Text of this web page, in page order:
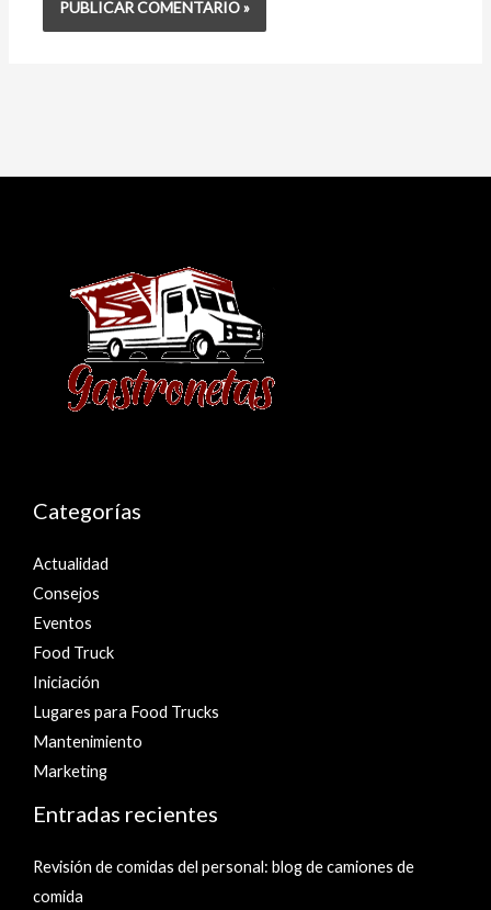
Categorías
Actualidad
Consejos
Eventos
Food Truck
Iniciación
Lugares para Food Trucks
Mantenimiento
Marketing
Entradas recientes
Revisión de comidas del personal: blog de camiones de
comida